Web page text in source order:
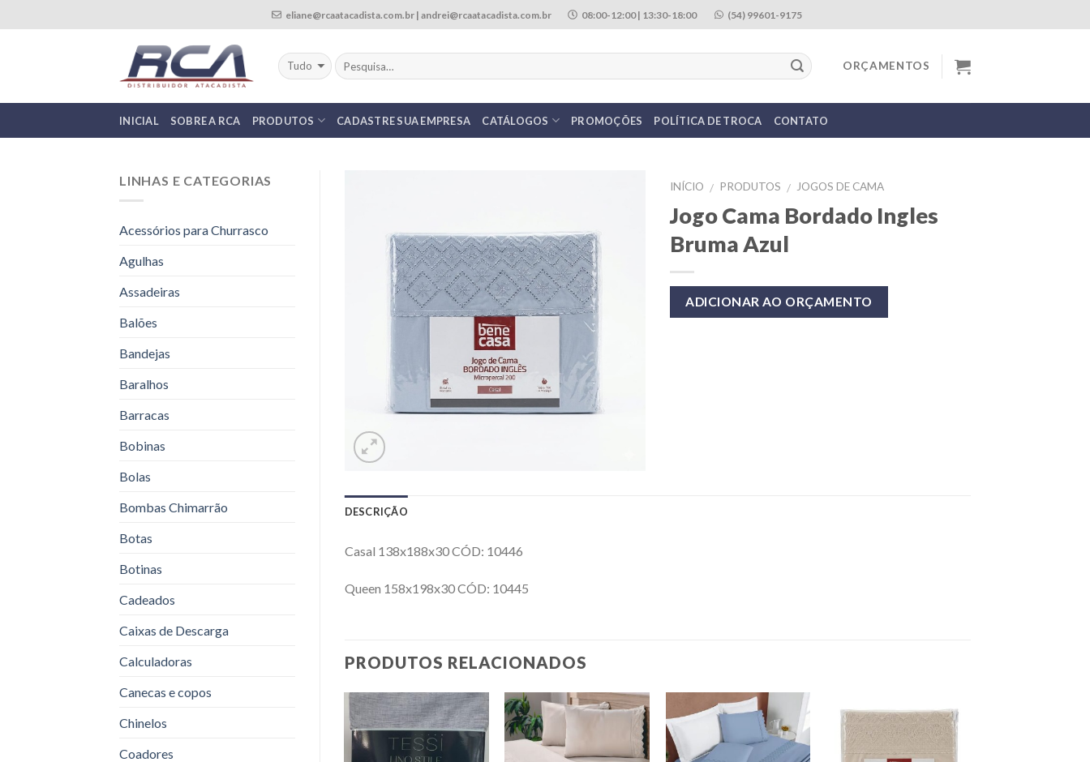
to
eliane@rcaatacadista.com.br | andrei@rcaatacadista.com.br 08:00-12:00 | 13:30-18:00 (54) 99601-9175
ORÇAMENTOS
INICIAL SOBRE A RCA PRODUTOS CADASTRE SUA EMPRESA CATÁLOGOS PROMOÇÕES POLÍTICA DE TROCA CONTATO
INÍCIO / PRODUTOS / JOGOS DE CAMA
Jogo Cama Bordado Ingles
Bruma Azul
ADICIONAR AO ORÇAMENTO
DESCRIÇÃO
Casal 138x188x30 CÓD: 10446
Queen 158x198x30 CÓD: 10445
PRODUTOS RELACIONADOS
LINHAS E CATEGORIAS
Acessórios para Churrasco
Agulhas
Assadeiras
Balões
Bandejas
Baralhos
Barracas
Bobinas
Bolas
Bombas Chimarrão
Botas
Botinas
Cadeados
Caixas de Descarga
Calculadoras
Canecas e copos
Chinelos
Coadores